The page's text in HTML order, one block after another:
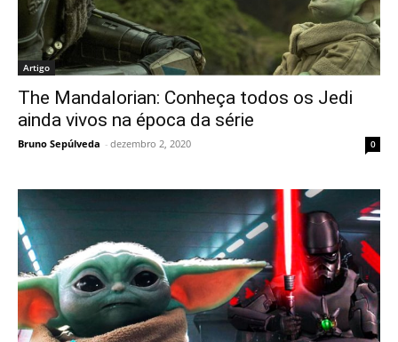
Artigo
The Mandalorian: Conheça todos os Jedi
ainda vivos na época da série
Bruno Sepúlveda - dezembro 2, 2020 0